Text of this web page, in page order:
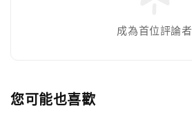
成為首位評論者
您可能也喜歡